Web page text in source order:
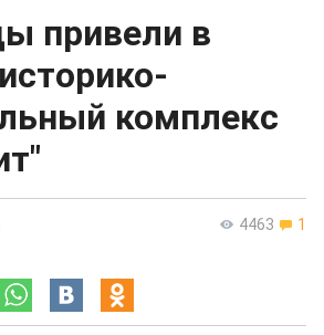
привели в
комплекс
4463 1